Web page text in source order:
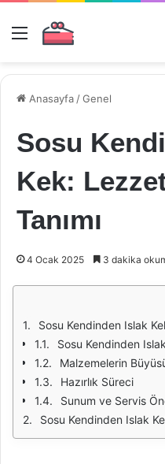
Menü
Anasayfa /Genel
Sosu
Kek:
Tanımı
4 Ocak 2025 3 dakika
Sosu Kendinden Islak
Sosu Kendinden
Malzemelerin
Hazırlık Süreci
Sunum ve Servis
Sosu Kendinden Islak